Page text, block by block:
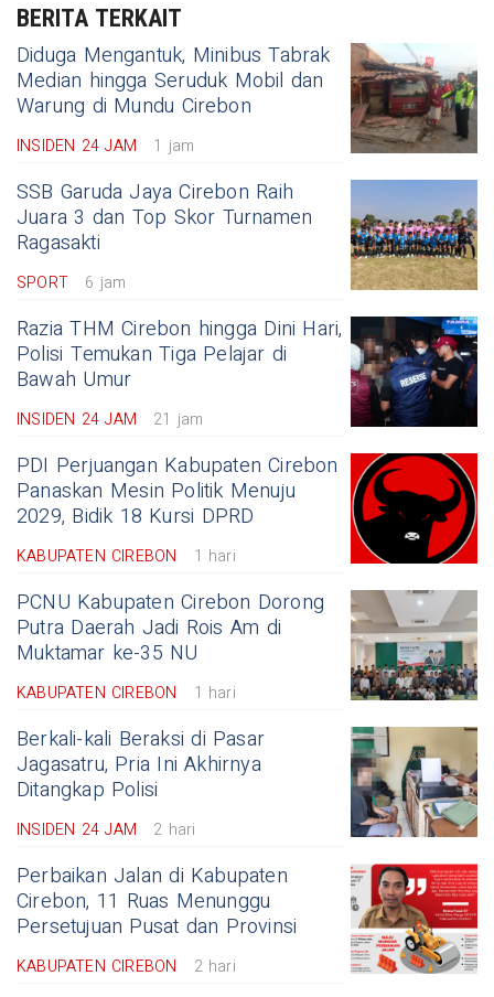
BERITA TERKAIT
Diduga Mengantuk, Minibus Tabrak
Median hingga Seruduk Mobil dan
Warung di Mundu Cirebon
INSIDEN 24 JAM 1 jam
SSB Garuda Jaya Cirebon Raih
Juara 3 dan Top Skor Turnamen
Ragasakti
SPORT 6 jam
Razia THM Cirebon hingga Dini Hari,
Polisi Temukan Tiga Pelajar di
Bawah Umur
INSIDEN 24 JAM 21 jam
PDI Perjuangan Kabupaten Cirebon
Panaskan Mesin Politik Menuju
2029, Bidik 18 Kursi DPRD
KABUPATEN CIREBON 1 hari
PCNU Kabupaten Cirebon Dorong
Putra Daerah Jadi Rois Am di
Muktamar ke-35 NU
KABUPATEN CIREBON 1 hari
Berkali-kali Beraksi di Pasar
Jagasatru, Pria Ini Akhirnya
Ditangkap Polisi
INSIDEN 24 JAM 2 hari
Perbaikan Jalan di Kabupaten
Cirebon, 11 Ruas Menunggu
Persetujuan Pusat dan Provinsi
KABUPATEN CIREBON 2 hari